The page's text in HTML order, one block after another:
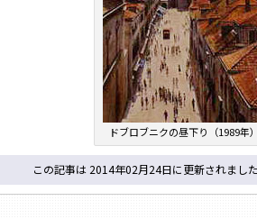
ドブロブニクの昼下り（1989年
この記事は 2014年02月24日に更新されまし